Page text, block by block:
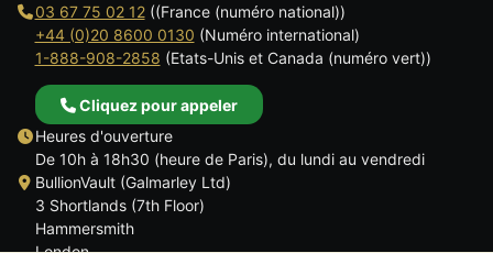
03 67 75 02 12((France (numéro national))
+44 (0)20 8600 0130 (Numéro international)
1-888-908-2858 (Etats-Unis et Canada (numéro vert))
Cliquez pour appeler
Heures d'ouverture
De 10h à 18h30 (heure de Paris), du lundi au vendredi
BullionVault (Galmarley Ltd)
3 Shortlands (7th Floor)
Hammersmith